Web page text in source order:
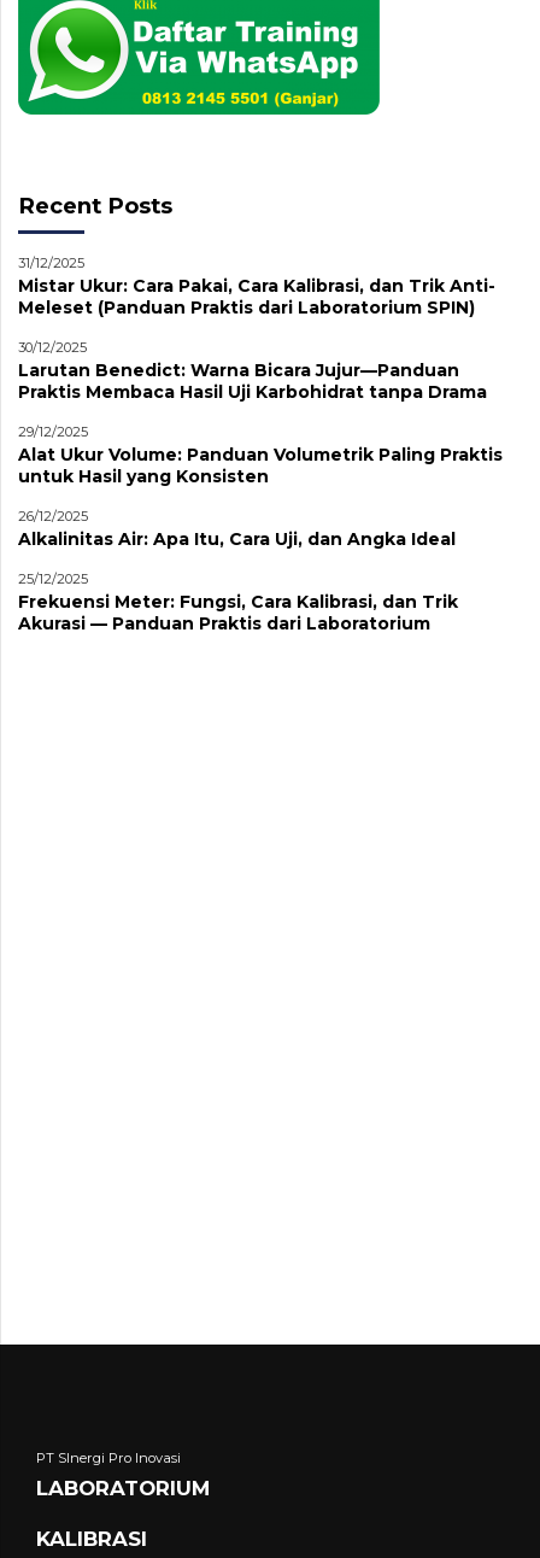
Recent Posts
31/12/2025
Mistar Ukur: Cara Pakai, Cara Kalibrasi, dan Trik Anti-
Meleset (Panduan Praktis dari Laboratorium SPIN)
30/12/2025
Larutan Benedict: Warna Bicara Jujur—Panduan
Praktis Membaca Hasil Uji Karbohidrat tanpa Drama
29/12/2025
Alat Ukur Volume: Panduan Volumetrik Paling Praktis
untuk Hasil yang Konsisten
26/12/2025
Alkalinitas Air: Apa Itu, Cara Uji, dan Angka Ideal
25/12/2025
Frekuensi Meter: Fungsi, Cara Kalibrasi, dan Trik
Akurasi — Panduan Praktis dari Laboratorium
PT SInergi Pro Inovasi
LABORATORIUM
KALIBRASI